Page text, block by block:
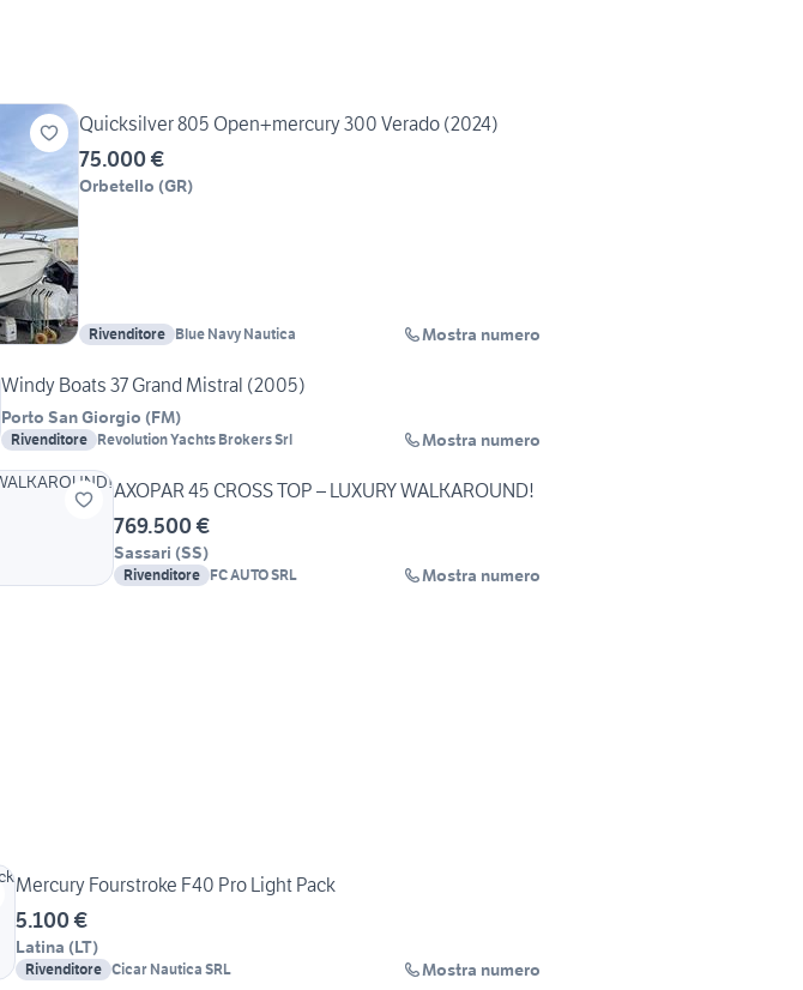
Quicksilver 805 Open+mercury 300 Verado (2024)
75.000 €
Orbetello (GR)
Rivenditore Blue Navy Nautica Mostra numero
Windy Boats 37 Grand Mistral (2005)
Porto San Giorgio (FM)
Rivenditore Revolution Yachts Brokers Srl Mostra numero
AXOPAR 45 CROSS TOP – LUXURY WALKAROUND!
769.500 €
Sassari (SS)
Rivenditore FC AUTO SRL Mostra numero
Mercury Fourstroke F40 Pro Light Pack
5.100 €
Latina (LT)
Rivenditore Cicar Nautica SRL Mostra numero